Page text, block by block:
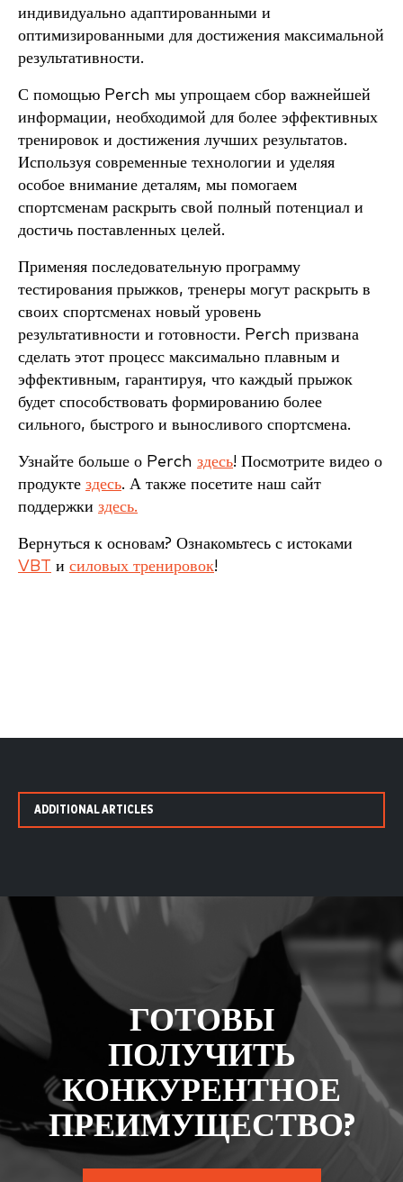
индивидуально адаптированными и
оптимизированными для достижения максимальной
результативности.
С помощью Perch мы упрощаем сбор важнейшей
информации, необходимой для более эффективных
тренировок и достижения лучших результатов.
Используя современные технологии и уделяя
особое внимание деталям, мы помогаем
спортсменам раскрыть свой полный потенциал и
достичь поставленных целей.
Применяя последовательную программу
тестирования прыжков, тренеры могут раскрыть в
своих спортсменах новый уровень
результативности и готовности. Perch призвана
сделать этот процесс максимально плавным и
эффективным, гарантируя, что каждый прыжок
будет способствовать формированию более
сильного, быстрого и выносливого спортсмена.
Узнайте больше о Perch здесь! Посмотрите видео о
продукте здесь. А также посетите наш сайт
поддержки здесь.
Вернуться к основам? Ознакомьтесь с истоками
VBT и силовых тренировок!
ADDITIONAL ARTICLES
ГОТОВЫ
ПОЛУЧИТЬ
КОНКУРЕНТНОЕ
ПРЕИМУЩЕСТВО?